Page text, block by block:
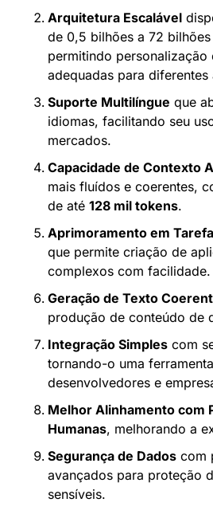
Arquitetura Escalável
de 0,5 bilhões a 72
permitindo personalização
adequadas para diferentes
Suporte Multilíngue que
idiomas, facilitando seu
mercados.
Capacidade de Contexto
mais fluídos e coerentes,
de até 128 mil tokens.
Aprimoramento em
que permite criação de
complexos com facilidade.
Geração de Texto
produção de conteúdo de
Integração Simples com
tornando-o uma
desenvolvedores e
Melhor Alinhamento com
Humanas, melhorando a
Segurança de Dados com
avançados para proteção
sensíveis.